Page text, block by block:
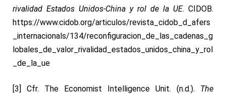
rivalidad Estados Unidos-China y rol de la UE. CIDOB.
https://www.cidob.org/articulos/revista_cidob_d_afers
_internacionals/134/reconfiguracion_de_las_cadenas_g
lobales_de_valor_rivalidad_estados_unidos_china_y_rol
_de_la_ue
[3] Cfr. The Economist Intelligence Unit. (n.d.). The